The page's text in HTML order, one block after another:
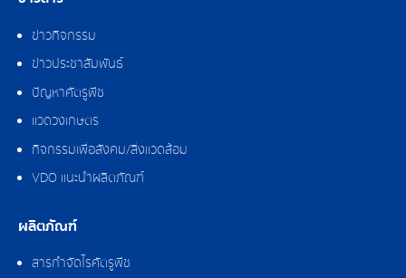
ข่าวกิจกรรม
ข่าวประชาสัมพันธ์
ปัญหาศัตรูพืช
แวดวงเกษตร
กิจกรรมเพื่อสังคม/สิ่งแวดล้อม
VDO แนะนำผลิตภัณฑ์
ผลิตภัณฑ์
สารกำจัดไรศัตรูพืช